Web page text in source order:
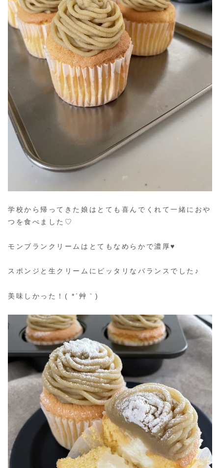
学校から帰ってきた娘はとても喜んでくれて一緒におや
つを食べました♡
モンブランクリームはとてもなめらかで濃厚♥
スポンジと生クリームにピッタリなバランスでした♪
美味しかった！( *´艸｀)